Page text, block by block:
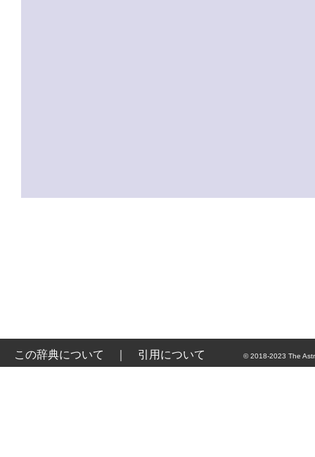
この辞典について 引用について © 2018-2023 The